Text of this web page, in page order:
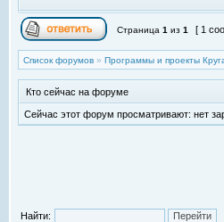
Страница 1 из 1 [ 1
Список форумов » Программы и проекты
Кто сейчас на форуме
Сейчас этот форум просматривают: нет
Найти: